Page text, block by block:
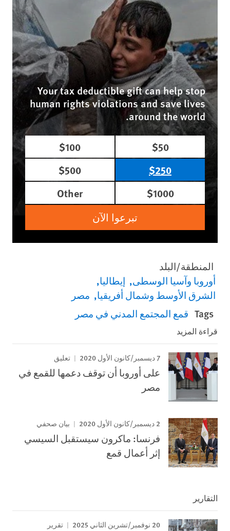
Your tax deductible gift can help stop
human rights violations and save lives
around the world.
$100
$250
$500
$1000
Other
تبرعوا الآن
البلد
وآسيا الوسطى إيطاليا
الأوسط وشمال أفريقيا مصر
قمع المجتمع المدني في مصر
المزيد
7 ديسمبر/كانون الأول 2020 تعليق
على أوروبا أن توقف دعمها للقمع في
مصر
2 ديسمبر/كانون الأول 2020 بيان صحفي
فرنسا: ماكرون سيستقبل السيسي
إثر أعمال قمع
20 نوفمبر/تشرين الثاني 2025 تقرير